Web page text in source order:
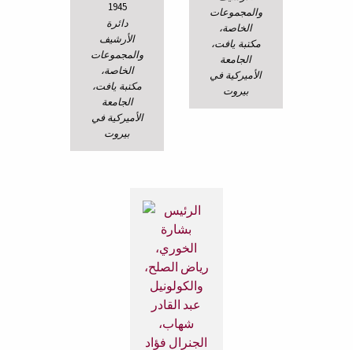
1945
دائرة
الأرشيف
والمجموعات
الخاصة،
مكتبة يافت،
الجامعة
الأميركية في
بيروت
والمجموعات
الخاصة،
مكتبة يافت،
الجامعة
الأميركية في
بيروت